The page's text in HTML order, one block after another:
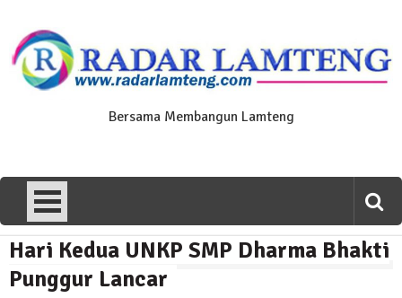
content
Bersama Membangun Lamteng
News Flash
Polres Lamteng Gelar Upacara
Peringatan Hari Pahlawan, Teladani
Hari Kedua UNKP SMP Dharma Bhakti
Punggur Lancar